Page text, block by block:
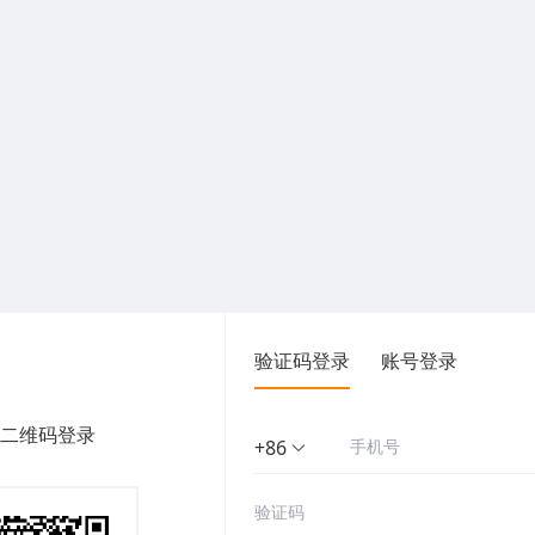
维码登录
验证码登录 账号登录
+86